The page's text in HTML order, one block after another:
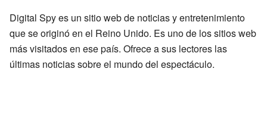
Digital Spy es un sitio web de noticias y entretenimiento
que se originó en el Reino Unido. Es uno de los sitios web
más visitados en ese país. Ofrece a sus lectores las
últimas noticias sobre el mundo del espectáculo.